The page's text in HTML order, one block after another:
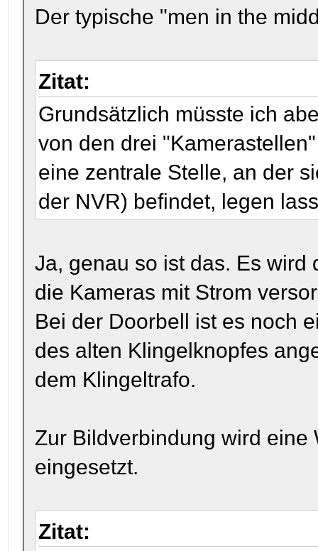
Der typische "men in the
Zitat:
Grundsätzlich müsste ich
von den drei
eine zentrale Stelle, an der
der NVR) befindet, legen
Ja, genau so ist das. Es
die Kameras mit Strom
Bei der Doorbell ist es noch
des alten Klingelknopfes
dem Klingeltrafo.
Zur Bildverbindung wird eine
eingesetzt.
Zitat: